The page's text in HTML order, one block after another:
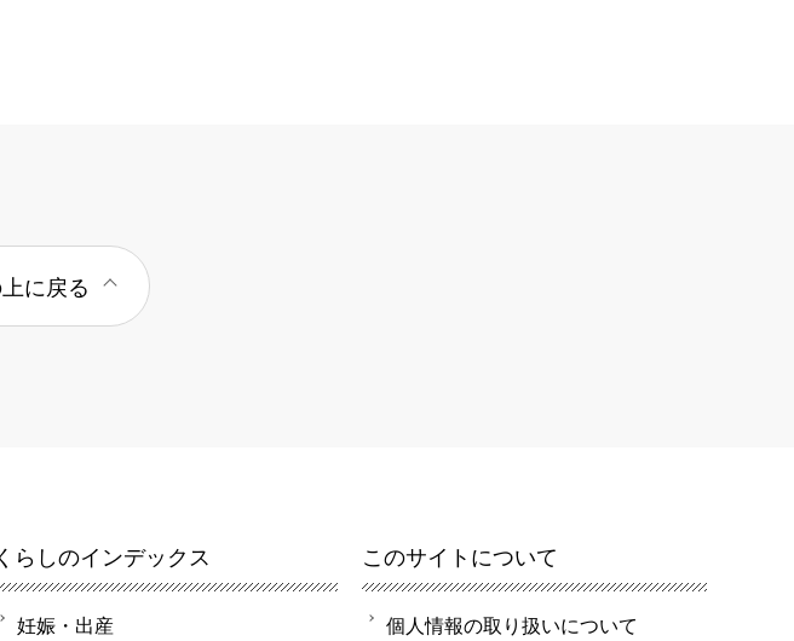
に戻る
らしのインデックス
妊娠・出産
このサイトについて
個人情報の取り扱いについて